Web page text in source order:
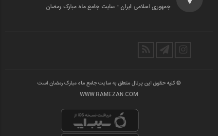
جمهوری اسلامی ایران - سایت جامع ماه مبارک رمضان
© کلیه حقوق این پرتال متعلق به سایت جامع ماه مبارک رمضان است
WWW.RAMEZAN.COM